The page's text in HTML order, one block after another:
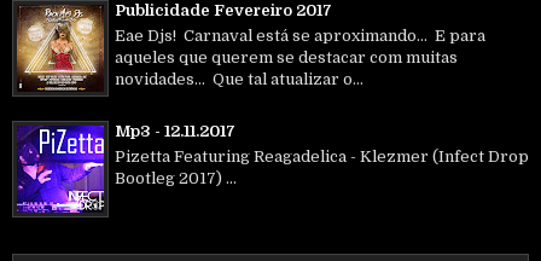
Publicidade Fevereiro 2017
Eae Djs! Carnaval está se aproximando... E para
aqueles que querem se destacar com muitas
novidades... Que tal atualizar o...
Mp3 - 12.11.2017
Pizetta Featuring Reagadelica - Klezmer (Infect Drop
Bootleg 2017) ...